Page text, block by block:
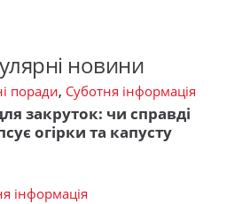
новини
поради, Суботня інформація
закруток: чи справді
огірки та капусту
інформація